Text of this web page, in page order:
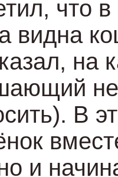
что
видна
на
не
В
и